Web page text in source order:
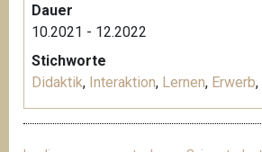
Dauer
10.2021 - 12.2022
Stichworte
Didaktik, Interaktion, Lernen, Erwerb,